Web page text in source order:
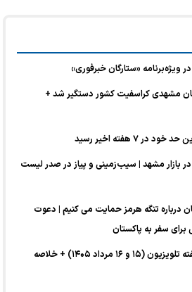
«ستارگان خبرفوری»
مشهدی کراسفیت کشور دستگیر شد +
۷ هفته اخیر رسید
مشهد | سیب‌زمینی و پیاز در صدر لیست
درباره تنگه هرمز حمایت می کنیم | دعوت
برای سفر به پاکستان
فیلم‌های سینمایی آخر هفته تلویزیون (۱۵ و ۱۶ مرداد ۱۴۰۵) + خلاصه